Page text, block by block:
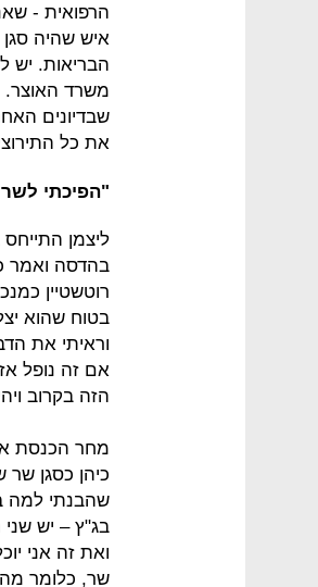
הרפואית -
איש שהיה
הבריאות. יש
משרד האוצר.
שבדיונים
את כל
"הפיכתי
ליצמן
בהדסה ואמר
רוטשטיין
בטוח שהוא
וראיתי את
אם זה נופל
הזה בקרוב
מחר הכנסת
כיהן כסגן
שהבנתי למה
בג"ץ – יש
ואת זה אני
שר, כלומר מה